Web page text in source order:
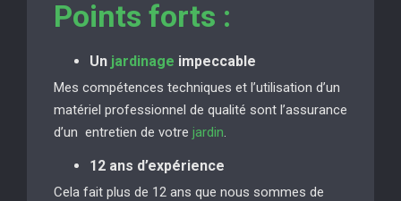
Points forts :
Un jardinage impeccable
Mes compétences techniques et l’utilisation d’un
matériel professionnel de qualité sont l’assurance
d’un entretien de votre jardin.
12 ans d’expérience
Cela fait plus de 12 ans que nous sommes de